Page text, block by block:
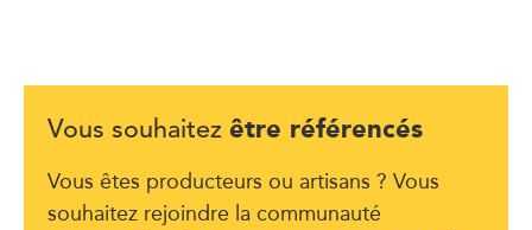
Vous souhaitez être référencés
Vous êtes producteurs ou artisans ? Vous
souhaitez rejoindre la communauté